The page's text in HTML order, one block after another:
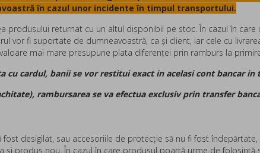
în cazul unor incidente în timpul transportului.
produsului returnat cu un altul disponibil pe stoc. În cazul în
vor fi suportate de dumneavoastră, ca şi client, iar cele cu
mai mare presupune plata diferenţei prin ramburs la
cu cardul, banii se vor restitui exact in acelasi cont bancar in
rambursarea se va efectua exclusiv prin transfer
desigilat, sau accesoriile de protecție să nu fi fost
și produs nou. În cazul în care produsul poartă urme de